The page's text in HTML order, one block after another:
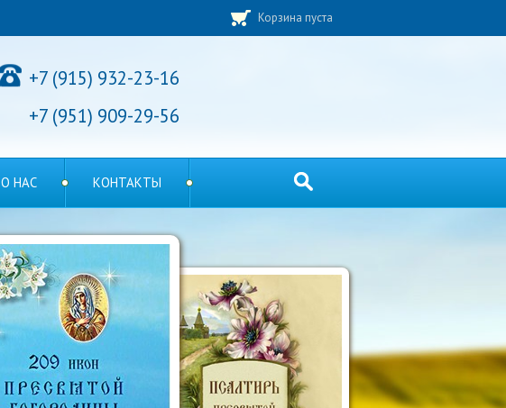
Корзина пуста
+7 (915) 932-23-16
+7 (951) 909-29-56
О НАС КОНТАКТЫ